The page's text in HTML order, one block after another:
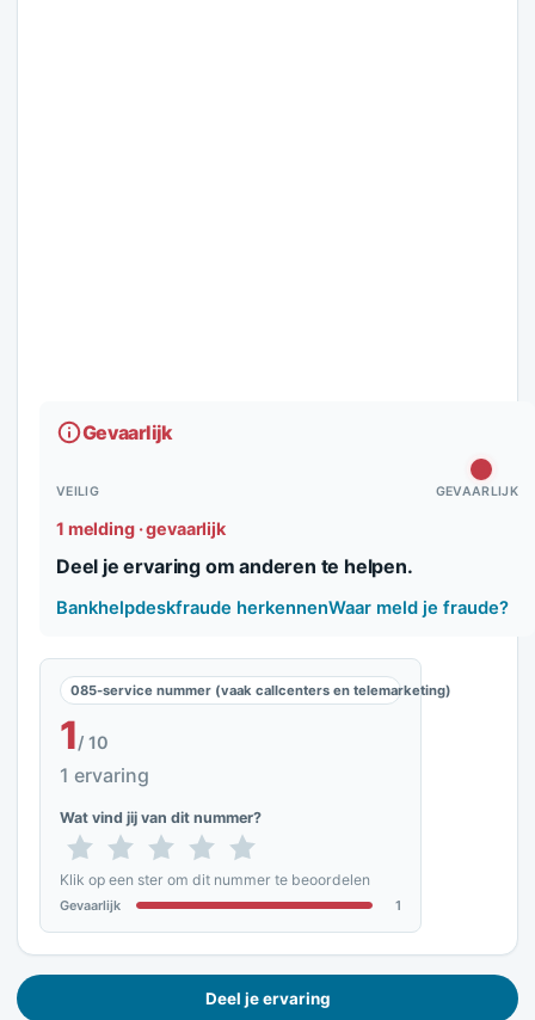
Gevaarlijk
VEILIG GEVAARLIJK
1 melding · gevaarlijk
Deel je ervaring om anderen te helpen.
Bankhelpdeskfraude herkennenWaar meld je fraude?
085-service nummer (vaak callcenters en telemarketing)
1/ 10
1 ervaring
Wat vind jij van dit nummer?
Klik op een ster om dit nummer te beoordelen
Gevaarlijk 1
Deel je ervaring